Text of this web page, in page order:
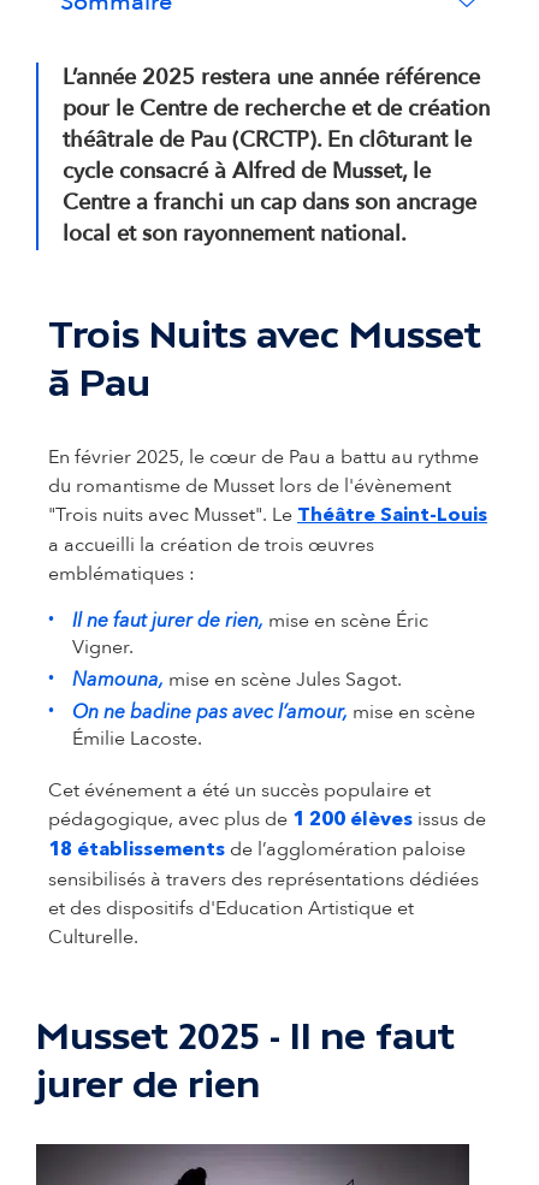
L’année 2025 restera une année référence
pour le Centre de recherche et de création
théâtrale de Pau (CRCTP). En clôturant le
cycle consacré à Alfred de Musset, le
Centre a franchi un cap dans son ancrage
local et son rayonnement national.
Trois Nuits avec Musset
à Pau
En février 2025, le cœur de Pau a battu au rythme
du romantisme de Musset lors de l'évènement
"Trois nuits avec Musset". Le Théâtre Saint-Louis
a accueilli la création de trois œuvres
emblématiques :
Il ne faut jurer de rien, mise en scène Éric
Vigner.
Namouna, mise en scène Jules Sagot.
On ne badine pas avec l’amour, mise en scène
Émilie Lacoste.
Cet événement a été un succès populaire et
pédagogique, avec plus de 1 200 élèves issus de
18 établissements de l’agglomération paloise
sensibilisés à travers des représentations dédiées
et des dispositifs d'Education Artistique et
Culturelle.
Musset 2025 - Il ne faut
jurer de rien